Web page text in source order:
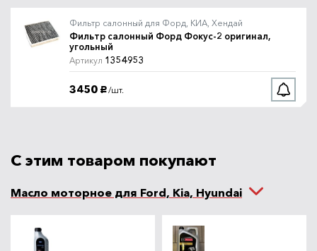
Knecht
LAK293
Под заказ 1290руб./шт.
Фильтр салонный Форд
Фокус-2 Champion угольный
Артикул
CCF0023C
Фильтр салонный Форд
Green Filter
IF0153K
В наличии 650руб./шт.
Фильтр салонный для Форд, КИА, Хендай
Фильтр салонный Форд Фокус-2 оригинал,
угольный
Артикул 1354953
3450 руб. /шт.
С этим товаром покупают
Масло моторное для Ford, Kia, Hyundai